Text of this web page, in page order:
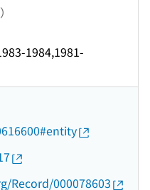
1984,1981-
Record/000078603